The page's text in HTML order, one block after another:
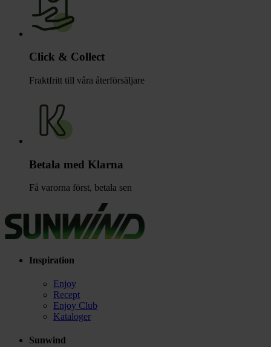
Click & Collect
Fraktfritt till våra återförsäljare
Betala med Klarna
Få varorna först, betala sen
Inspiration
Enjoy
Recept
Enjoy Club
Kataloger
Sunwind